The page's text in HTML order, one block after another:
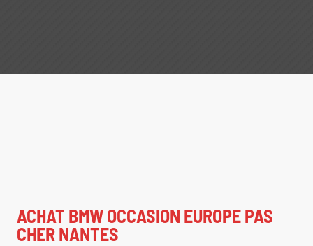
ACHAT BMW OCCASION EUROPE PAS
CHER NANTES